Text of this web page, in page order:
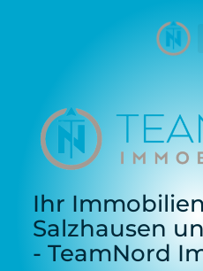
Ihr
Salzhausen
- TeamNord